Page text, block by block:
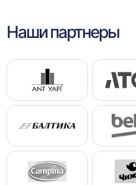
Наши партнеры